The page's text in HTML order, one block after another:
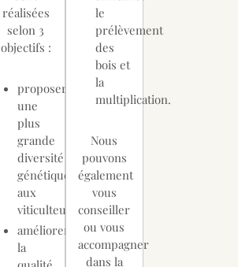
réalisées
selon 3
objectifs :
proposer
une
plus
grande
diversité
génétique
aux
viticulteurs,
améliorer
la
le
prélèvement
des
bois et
la
multiplication.
Nous
pouvons
également
vous
conseiller
ou vous
accompagner
dans la